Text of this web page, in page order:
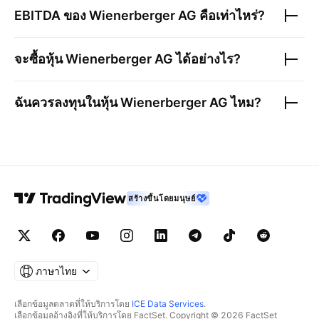
EBITDA ของWienerberger AG คือเท่าไหร่?
จะซื้อหุ้นWienerberger AGได้อย่างไร?
ฉันควรลงทุนในหุ้นWienerberger AGไหม?
สร้างขึ้นโดยมนุษย์
ภาษาไทย
เลือกข้อมูลตลาดที่ให้บริการโดย ICE Data Services.
เลือกข้อมูลอ้างอิงที่ให้บริการโดย FactSet. Copyright © 2026 FactSet